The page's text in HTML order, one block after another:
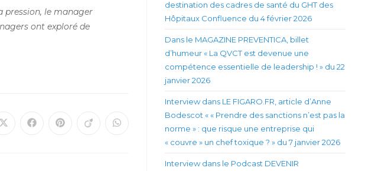
pression, le manager
ont exploré de
Ouvrir Ouvrir Ouvrir Ouvrir Ouvrir
destination des cadres de santé du GHT des
Hôpitaux Confluence du 4 février 2026
Dans le MAGAZINE PREVENTICA, billet
d’humeur « La QVCT est devenue une
compétence essentielle de leadership ! » du 22
janvier 2026
Interview dans LE FIGARO.FR, article d’Anne
Bodescot « « Prendre des sanctions n’est pas la
norme » : que risque une entreprise qui
« couvre » un chef toxique ? » du 7 janvier 2026
Interview dans le Podcast DEVENIR